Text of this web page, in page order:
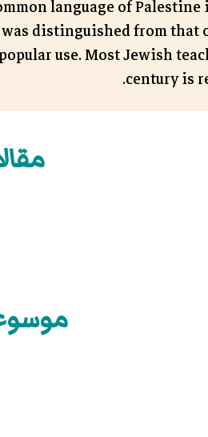
language of
distinguished from that
use. Most Jewish
century is